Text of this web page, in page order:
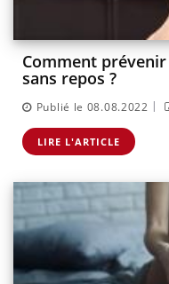
Comment
sans repos ?
Publié le 08.08.2022 |
LIRE L'ARTICLE